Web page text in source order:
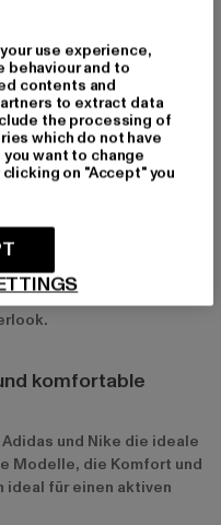
und Sandaletten
verleihen deinem
für besondere
mit Absatz
kombinieren und
Style.
bei Def-Shop
und vielseitig
breite Auswahl an
ideal für den Alltag eignen.
und hohen Komfort
komfortable
Adidas und Nike die ideale
Modelle, die Komfort und
ideal für einen aktiven
use experience,
behaviour and to
contents and
to extract data
the processing of
which do not have
want to change
on "Accept" you